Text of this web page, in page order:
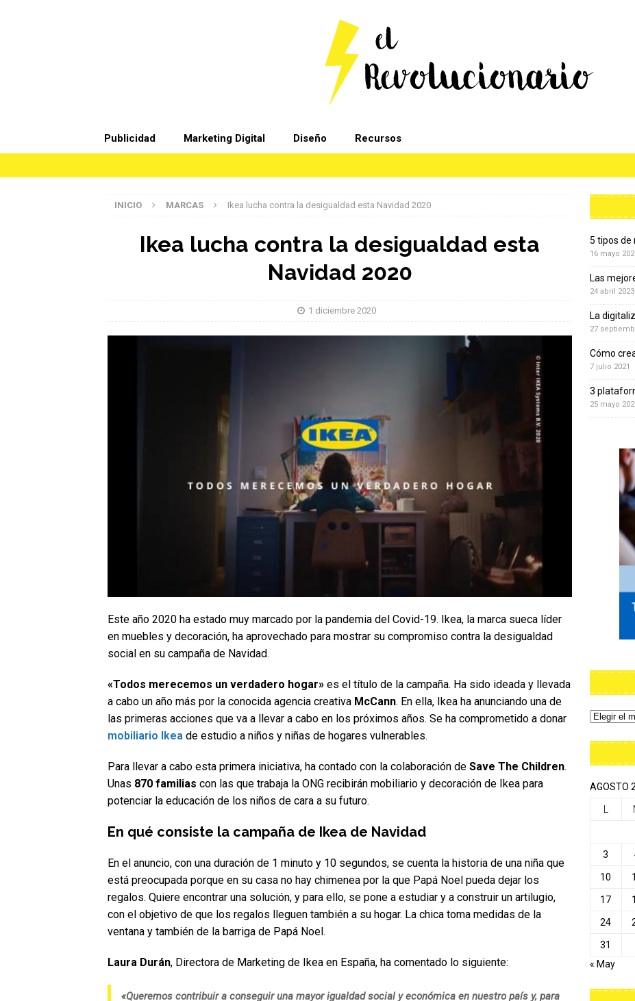
Publicidad Marketing Digital Diseño Recursos
INICIO MARCAS Ikea lucha contra la desigualdad esta Navidad 2020
Ikea lucha contra la desigualdad esta
Navidad 2020
1 diciembre 2020
Este año 2020 ha estado muy marcado por la pandemia del Covid-19. Ikea, la marca sueca líder
en muebles y decoración, ha aprovechado para mostrar su compromiso contra la desigualdad
social en su campaña de Navidad.
«Todos merecemos un verdadero hogar» es el título de la campaña. Ha sido ideada y llevada
a cabo un año más por la conocida agencia creativa McCann. En ella, Ikea ha anunciando una de
las primeras acciones que va a llevar a cabo en los próximos años. Se ha comprometido a donar
mobiliario Ikea de estudio a niños y niñas de hogares vulnerables.
Para llevar a cabo esta primera iniciativa, ha contado con la colaboración de Save The Children.
Unas 870 familias con las que trabaja la ONG recibirán mobiliario y decoración de Ikea para
potenciar la educación de los niños de cara a su futuro.
En qué consiste la campaña de Ikea de Navidad
En el anuncio, con una duración de 1 minuto y 10 segundos, se cuenta la historia de una niña que
está preocupada porque en su casa no hay chimenea por la que Papá Noel pueda dejar los
regalos. Quiere encontrar una solución, y para ello, se pone a estudiar y a construir un artilugio,
con el objetivo de que los regalos lleguen también a su hogar. La chica toma medidas de la
ventana y también de la barriga de Papá Noel.
Laura Durán, Directora de Marketing de Ikea en España, ha comentado lo siguiente:
«Queremos contribuir a conseguir una mayor igualdad social y económica en nuestro país y, para
5 tipos de
16 mayo
Las
24 abril 2023
La
27
Cómo
7 julio 2021
3
25 mayo
AGOSTO
3
10
17
24
31
« May